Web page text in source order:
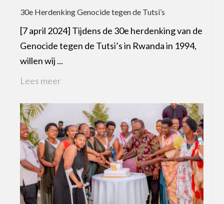
30e Herdenking Genocide tegen de Tutsi’s
[7 april 2024] Tijdens de 30e herdenking van de
Genocide tegen de Tutsi’s in Rwanda in 1994,
willen wij ...
Lees meer